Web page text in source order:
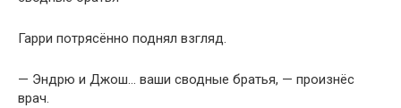
Гарри потрясённо поднял взгляд.
— Эндрю и Джош… ваши сводные братья, — произнёс
врач.